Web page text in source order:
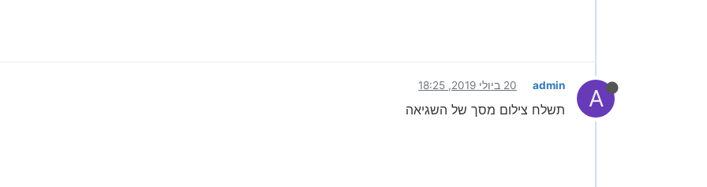
A
admin 20 ביולי 2019, 18:25
תשלח צילום מסך של השגיאה